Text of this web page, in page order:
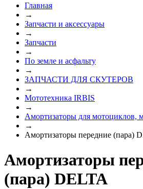
Главная
→
Запчасти и аксессуары
→
Запчасти
→
По земле и асфальту
→
ЗАПЧАСТИ ДЛЯ СКУТЕРОВ
→
Мототехника IRBIS
→
Амортизаторы для мотоциклов,
→
Амортизаторы передние (пара)
Амортизаторы
(пара) DELTA